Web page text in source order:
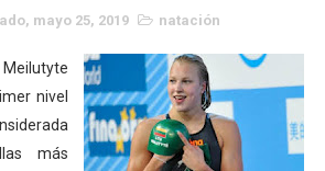
en el último Impact! con Jason
2026 (Hong Kong) - La
mayo 25, 2019 natación
Meilutyte
nivel
más